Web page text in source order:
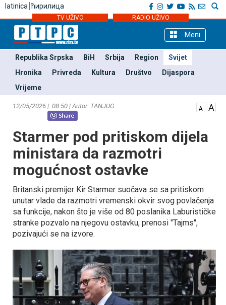
latinica ћирилица
TV UŽIVO RADIO UŽIVO
Meni
Republika Srpska BiH Srbija Region
Svijet
Hronika
Privreda Kultura Društvo
Dijaspora
Vrijeme
12/05/2026 | 08:50 | Autor: TANЈUG
Starmer pod pritiskom dijela
ministara da razmotri
mogućnost ostavke
Britanski premijer Kir Starmer suočava se sa pritiskom
unutar vlade da razmotri vremenski okvir svog povlačenja
sa funkcije, nakon što je više od 80 poslanika Laburističke
stranke pozvalo na njegovu ostavku, prenosi "Tajms",
pozivajući se na izvore.